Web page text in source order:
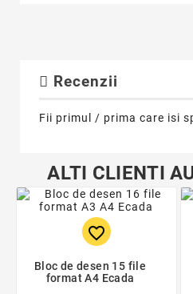
Recenzii
Fii primul / prima care isi
ALTI CLIENTI
favorite_border
Bloc de desen 15 file
format A4 Ecada